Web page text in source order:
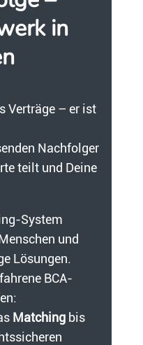
in
Verträge – er ist
Nachfolger
teilt und Deine
System
und
Lösungen.
BCA-
Matchingbis